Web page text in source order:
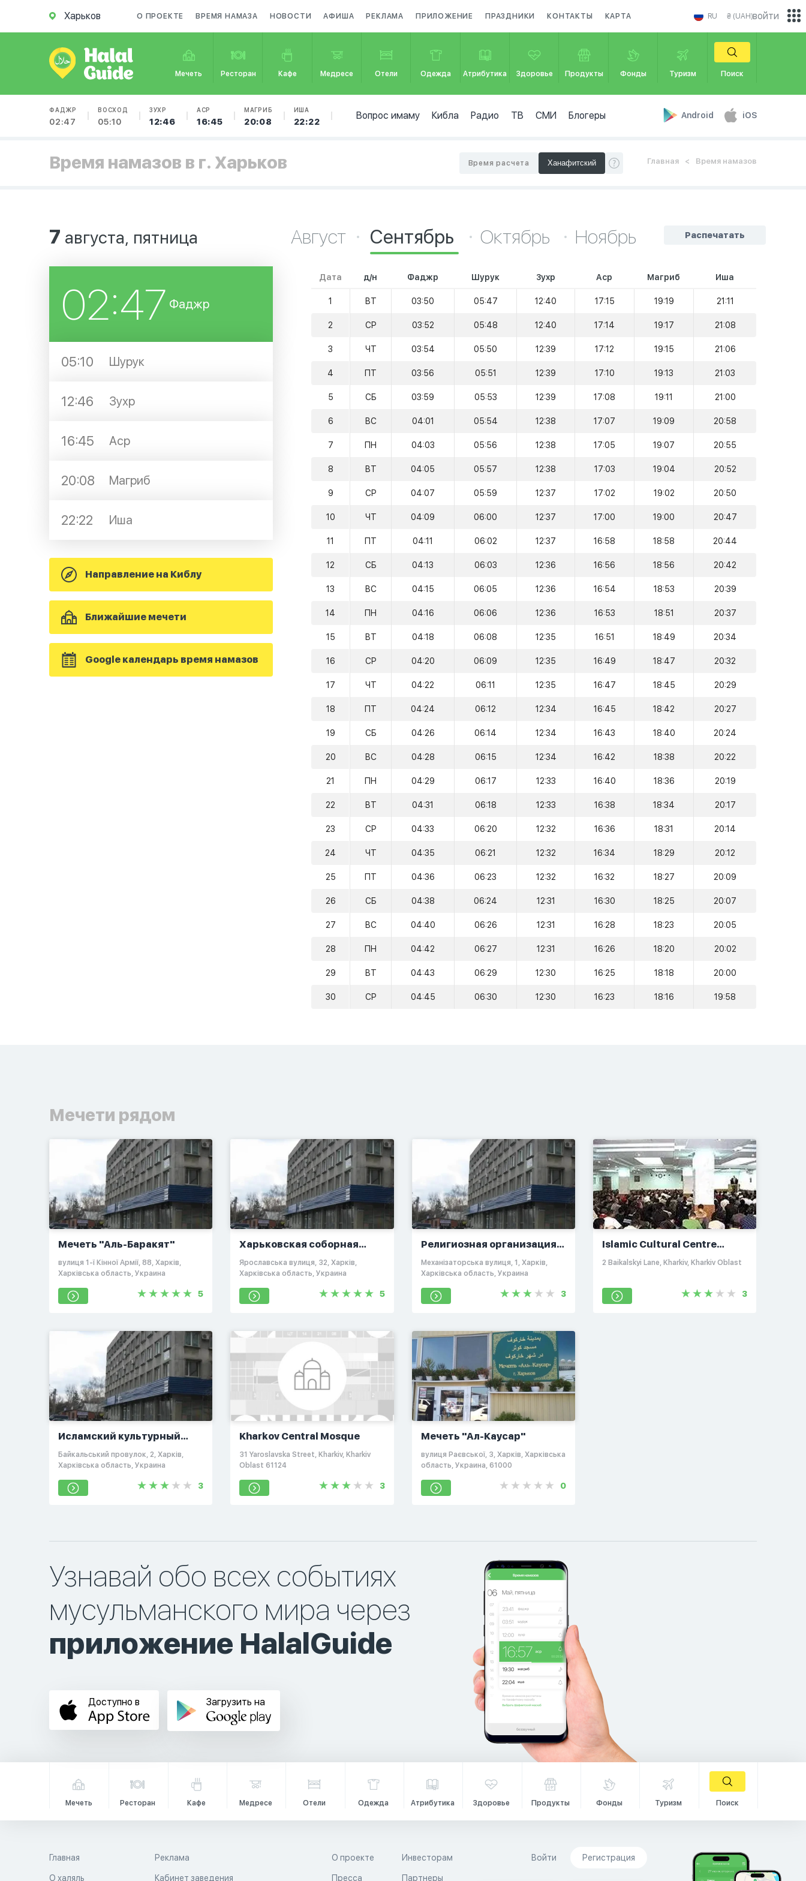
Харьков О ПРОЕКТЕ ВРЕМЯ НАМАЗА НОВОСТИ АФИША РЕКЛАМА ПРИЛОЖЕНИЕ ПРАЗДНИКИ КОНТАКТЫ КАРТА RU ₴ (UAH)
Мечеть Ресторан Кафе Медресе Отели Одежда Атрибутика Здоровье Продукты Фонды Туризм Поиск
ФАДЖР
02:47
ВОСХОД
05:10
ЗУХР
12:46
АСР
16:45
МАГРИБ
20:08
ИША
22:22
Вопрос имаму Кибла Радио ТВ СМИ Блогеры Android iOS
войти
Время намазов в г. Харьков Главная Время намазов
Время расчета
7 августа, пятница
02:47 Фаджр
05:10 Шурук
12:46 Зухр
16:45 Аср
20:08 Магриб
22:22 Иша
Направление на Киблу
Ближайшие мечети
Google календарь время намазов
Распечатать
Август Сентябрь Октябрь Ноябрь
Дата д/н Фаджр Шурук Зухр Аср Магриб Иша
1 ВТ 03:50 05:47 12:40 17:15 19:19 21:11
2 СР 03:52 05:48 12:40 17:14 19:17 21:08
3 ЧТ 03:54 05:50 12:39 17:12 19:15 21:06
4 ПТ 03:56 05:51 12:39 17:10 19:13 21:03
5 СБ 03:59 05:53 12:39 17:08 19:11 21:00
6 ВС 04:01 05:54 12:38 17:07 19:09 20:58
7 ПН 04:03 05:56 12:38 17:05 19:07 20:55
8 ВТ 04:05 05:57 12:38 17:03 19:04 20:52
9 СР 04:07 05:59 12:37 17:02 19:02 20:50
10 ЧТ 04:09 06:00 12:37 17:00 19:00 20:47
11 ПТ 04:11 06:02 12:37 16:58 18:58 20:44
12 СБ 04:13 06:03 12:36 16:56 18:56 20:42
13 ВС 04:15 06:05 12:36 16:54 18:53 20:39
14 ПН 04:16 06:06 12:36 16:53 18:51 20:37
15 ВТ 04:18 06:08 12:35 16:51 18:49 20:34
16 СР 04:20 06:09 12:35 16:49 18:47 20:32
17 ЧТ 04:22 06:11 12:35 16:47 18:45 20:29
18 ПТ 04:24 06:12 12:34 16:45 18:42 20:27
19 СБ 04:26 06:14 12:34 16:43 18:40 20:24
20 ВС 04:28 06:15 12:34 16:42 18:38 20:22
21 ПН 04:29 06:17 12:33 16:40 18:36 20:19
22 ВТ 04:31 06:18 12:33 16:38 18:34 20:17
23 СР 04:33 06:20 12:32 16:36 18:31 20:14
24 ЧТ 04:35 06:21 12:32 16:34 18:29 20:12
25 ПТ 04:36 06:23 12:32 16:32 18:27 20:09
26 СБ 04:38 06:24 12:31 16:30 18:25 20:07
27 ВС 04:40 06:26 12:31 16:28 18:23 20:05
28 ПН 04:42 06:27 12:31 16:26 18:20 20:02
29 ВТ 04:43 06:29 12:30 16:25 18:18 20:00
30 СР 04:45 06:30 12:30 16:23 18:16 19:58
Мечети рядом
Мечеть "Аль-Барaкят"
вулиця 1-ї Кінної Армії, 88, Харків,
Харківська область, Украина
5
Харьковская соборная
мечеть "Фатима"
Ярославська вулиця, 32, Харків,
Харківська область, Украина
5
Религиозная организация
"Сунна"
Механізаторська вулиця, 1, Харків,
Харківська область, Украина
3
Islamic Cultural Centre
Kharkov
2 Baikalskyi Lane, Kharkiv, Kharkiv Oblast
3
Исламский культурный
центр "Аль-манар"
Байкальський провулок, 2, Харків,
Харківська область, Украина
3
Kharkov Central Mosque
31 Yaroslavska Street, Kharkiv, Kharkiv
Oblast 61124
3
Мечеть "Ал-Каусар"
вулиця Раєвської, 3, Харків, Харківська
область, Украина, 61000
0
Узнавай обо всех событиях
мусульманского мира через
приложение HalalGuide
Доступно в Загрузить на
Мечеть Ресторан Кафе Медресе Отели Одежда Атрибутика Здоровье Продукты Фонды Туризм Поиск
Главная
О халяль
Реклама
Кабинет заведения
О проекте
Пресса
Инвесторам
Партнеры
Войти Регистрация